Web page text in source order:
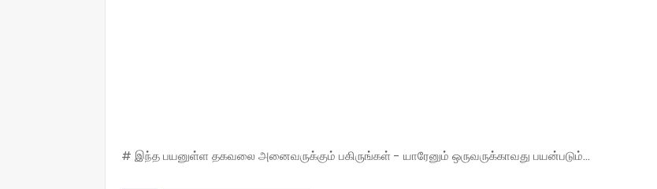
# இந்த பயனுள்ள தகவலை அனைவருக்கும் பகிருங்கள் - யாரேனும் ஒருவருக்காவது பயன்படும்...